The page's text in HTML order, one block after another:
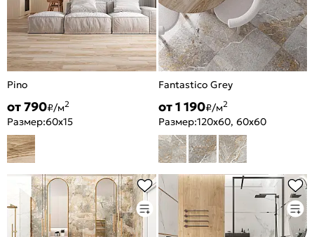
Pino
от 790₽/м2
Размер:60x15
Fantastico Grey
от 1 190₽/м2
Размер:120x60, 60x60